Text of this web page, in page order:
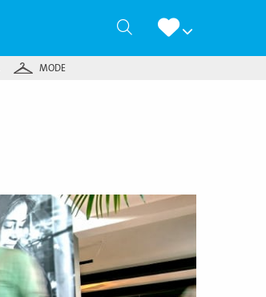
Zoeken
MODE